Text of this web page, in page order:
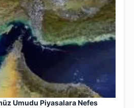
Umudu Piyasalara Nefes